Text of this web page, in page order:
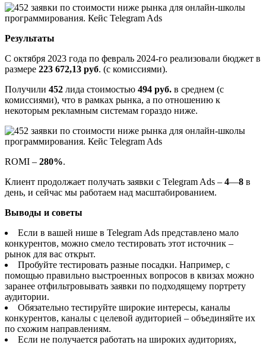
Результаты
С октября 2023 года по февраль 2024-го реализовали бюджет в
размере 223 672,13 руб. (с комиссиями).
Получили 452 лида стоимостью 494 руб. в среднем (с
комиссиями), что в рамках рынка, а по отношению к
некоторым рекламным системам гораздо ниже.
ROMI – 280%.
Клиент продолжает получать заявки с Telegram Ads – 4—8 в
день, и сейчас мы работаем над масштабированием.
Выводы и советы
Если в вашей нише в Telegram Ads представлено мало
конкурентов, можно смело тестировать этот источник –
рынок для вас открыт.
Пробуйте тестировать разные посадки. Например, с
помощью правильно выстроенных вопросов в квизах можно
заранее отфильтровывать заявки по подходящему портрету
аудитории.
Обязательно тестируйте широкие интересы, каналы
конкурентов, каналы с целевой аудиторией – объединяйте их
по схожим направлениям.
Если не получается работать на широких аудиториях,